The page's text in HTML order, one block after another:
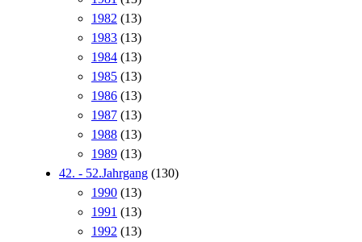
1982 (13)
1983 (13)
1984 (13)
1985 (13)
1986 (13)
1987 (13)
1988 (13)
1989 (13)
42. - 52.Jahrgang (130)
1990 (13)
1991 (13)
1992 (13)